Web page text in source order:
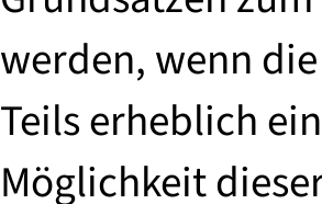
werden, wenn
Teils erheblich
Möglichkeit